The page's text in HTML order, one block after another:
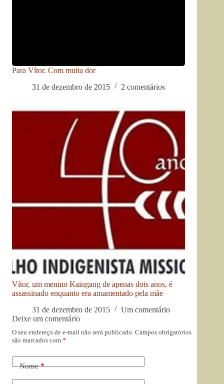
Para Vítor. Com muita dor
31 de dezembro de 2015
2 comentários
Vítor, um menino Kaingang de apenas dois anos, é
assassinado enquanto era amamentado pela mãe
31 de dezembro de 2015
Um comentário
Deixe um comentário
O seu endereço de e-mail não será publicado. Campos obrigatórios
são marcados com *
Nome*